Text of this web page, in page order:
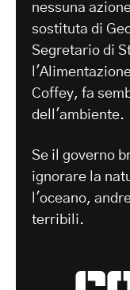
nessuna
sostituta di
Segretario di
Coffey, fa
dell'ambiente.
Se il governo
ignorare la
l'oceano,
terribili.